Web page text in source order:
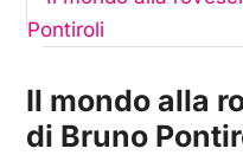
Il mondo alla
di Bruno